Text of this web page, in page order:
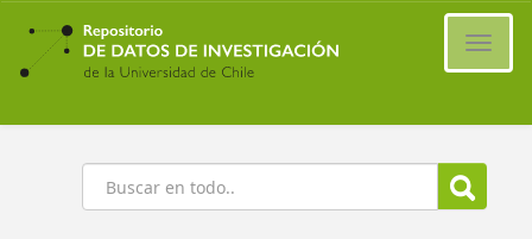
Ir
contenido
principal
Buscar